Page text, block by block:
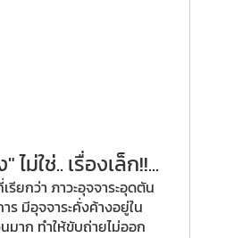
ไม่ใช่.. เรื่องเล็ก!!...
รียกว่า ภาวะอุจจาระอุดตัน
ร มีอุจจาระคั่งค้างอยู่ใน
มาก ทำให้ขับถ่ายไม่ออก